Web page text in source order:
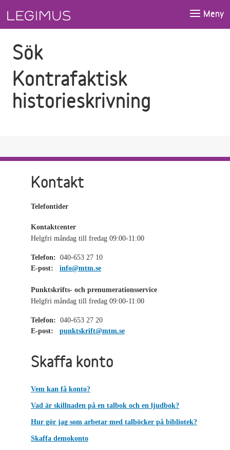
Meny
Sök
Kontrafaktisk
historieskrivning
Kontakt
Telefontider
Kontaktcenter
Helgfri måndag till fredag 09:00-11:00
Telefon: 040-653 27 10
E-post:
info@mtm.se
Punktskrifts- och prenumerationsservice
Helgfri måndag till fredag 09:00-11:00
Telefon: 040-653 27 20
E-post:
punktskrift@mtm.se
Skaffa konto
Vem kan få konto?
Vad är skillnaden på en talbok och en ljudbok?
Hur gör jag som arbetar med talböcker på bibliotek?
Skaffa demokonto